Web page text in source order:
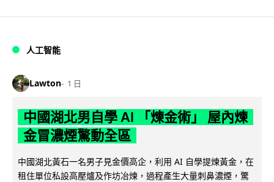
人工智能
Lawton 1 日
中國湖北男自學 AI 「煉金術」 屋內煉
金冒濃煙驚動全區
中國湖北黃石一名男子見金價高企，利用 AI 自學提煉黃金，在
租住單位私設高壓爐及作坊冶煉，過程產生大量刺鼻濃煙，驚